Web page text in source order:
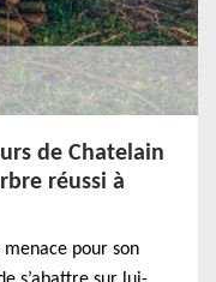
de Chatelain
réussi à
pour son